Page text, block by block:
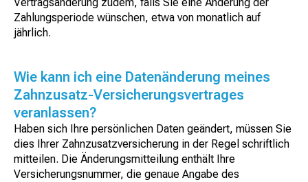
Zahlungsperiode wünschen, etwa von monatlich auf
jährlich.
Wie kann ich eine Datenänderung meines
Zahnzusatz-Versicherungsvertrages
veranlassen?
Haben sich Ihre persönlichen Daten geändert, müssen Sie
dies Ihrer Zahnzusatzversicherung in der Regel schriftlich
mitteilen. Die Änderungsmitteilung enthält Ihre
Versicherungsnummer, die genaue Angabe des